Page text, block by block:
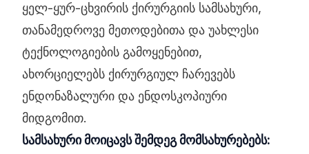
ენა
ყელ-ყურ-ცხვირის ქირურგიის სამსახური,
თანამედროვე მეთოდებითა და უახლესი
ტექნოლოგიების გამოყენებით,
ახორციელებს ქირურგიულ ჩარევებს
ენდონაზალური და ენდოსკოპიური
მიდგომით.
სამსახური მოიცავს შემდეგ მომსახურებებს: